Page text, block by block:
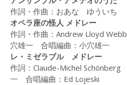
白浜坂高校合唱祭
(2014)
LOG
2017年
作詞・作曲：おあな ゆういち
オペラ座の怪人 メドレー
作詞・作曲：Andrew Lloyd
穴雄一 合唱編曲：小穴雄一
レ・ミゼラブル メドレー
作詞：Claude-Michel
一 合唱編曲：Ed Lojeski